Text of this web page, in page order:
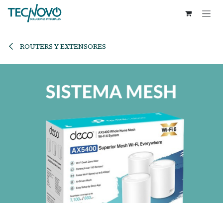
Ir al contenido
ROUTERS Y EXTENSORES